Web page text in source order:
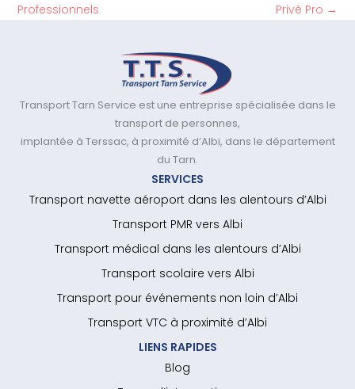
Professionnels
Privé Pro →
Transport Tarn Service est une entreprise spécialisée dans le
transport de personnes,
implantée à Terssac, à proximité d’Albi, dans le département
du Tarn.
SERVICES
Transport navette aéroport dans les alentours d’Albi
Transport PMR vers Albi
Transport médical dans les alentours d’Albi
Transport scolaire vers Albi
Transport pour événements non loin d’Albi
Transport VTC à proximité d’Albi
LIENS RAPIDES
Blog